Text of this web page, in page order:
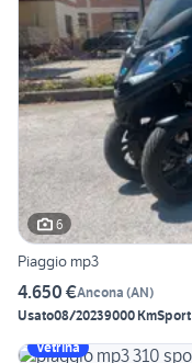
6
Piaggio mp3
4.650 €Ancona (AN)
Usato08/20239000 KmSport
Vetrina